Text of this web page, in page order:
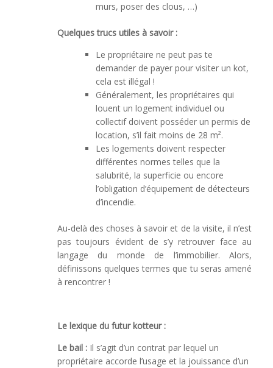
murs, poser des clous, …)
Quelques trucs utiles à savoir :
Le propriétaire ne peut pas te
demander de payer pour visiter un kot,
cela est illégal !
Généralement, les propriétaires qui
louent un logement individuel ou
collectif doivent posséder un permis de
location, s’il fait moins de 28 m².
Les logements doivent respecter
différentes normes telles que la
salubrité, la superficie ou encore
l’obligation d’équipement de détecteurs
d’incendie.
Au-delà des choses à savoir et de la visite, il n’est
pas toujours évident de s’y retrouver face au
langage du monde de l’immobilier. Alors,
définissons quelques termes que tu seras amené
à rencontrer !
Le lexique du futur kotteur :
Le bail :Il s’agit d’un contrat par lequel un
propriétaire accorde l’usage et la jouissance d’un